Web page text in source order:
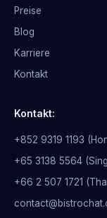
Preise
Blog
Karriere
Kontakt
Kontakt:
+852 9319 1193
+65 3138 5564
+66 2 507 1721